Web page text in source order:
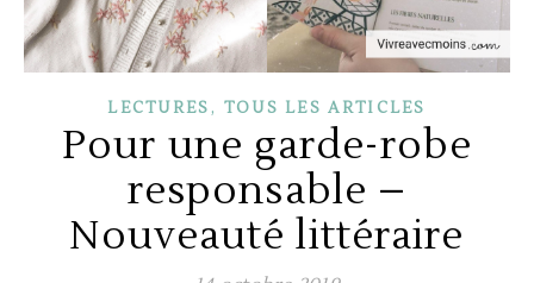
LECTURES , TOUS LES ARTICLES
Pour une garde-robe
responsable –
Nouveauté littéraire